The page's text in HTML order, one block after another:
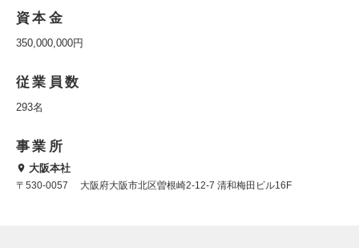
資本金
350,000,000円
従業員数
293名
事業所
大阪本社
〒530-0057 大阪府大阪市北区曽根崎2-12-7 清和梅田ビル16F